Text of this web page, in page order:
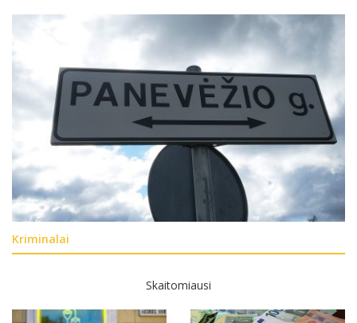
Kriminalai
Skaitomiausi